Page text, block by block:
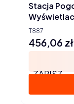
T887
Stacja
Cena
456,06 zł
ZAPISZ